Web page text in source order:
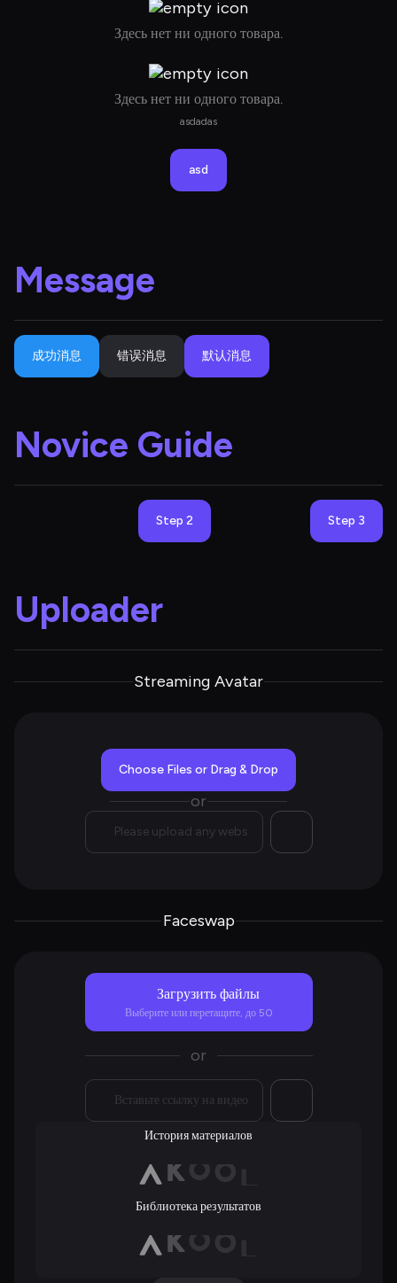
Здесь нет ни одного товара.
Здесь нет ни одного товара.
asdadas
asd
Message
成功消息 错误消息 默认消息
Novice Guide
Step 2 Step 3
Uploader
Streaming Avatar
Choose Files or Drag & Drop
or
Faceswap
Загрузить файлы
Выберите или перетащите, до 50
or
История материалов
Библиотека результатов